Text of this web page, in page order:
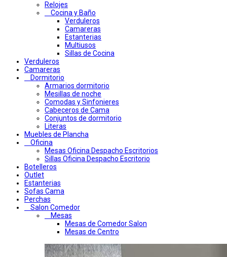
Relojes
Cocina y Baño
Verduleros
Camareras
Estanterias
Multiusos
Sillas de Cocina
Verduleros
Camareras
Dormitorio
Armarios dormitorio
Mesillas de noche
Comodas y Sinfonieres
Cabeceros de Cama
Conjuntos de dormitorio
Literas
Muebles de Plancha
Oficina
Mesas Oficina Despacho Escritorios
Sillas Oficina Despacho Escritorio
Botelleros
Outlet
Estanterias
Sofas Cama
Perchas
Salon Comedor
Mesas
Mesas de Comedor Salon
Mesas de Centro